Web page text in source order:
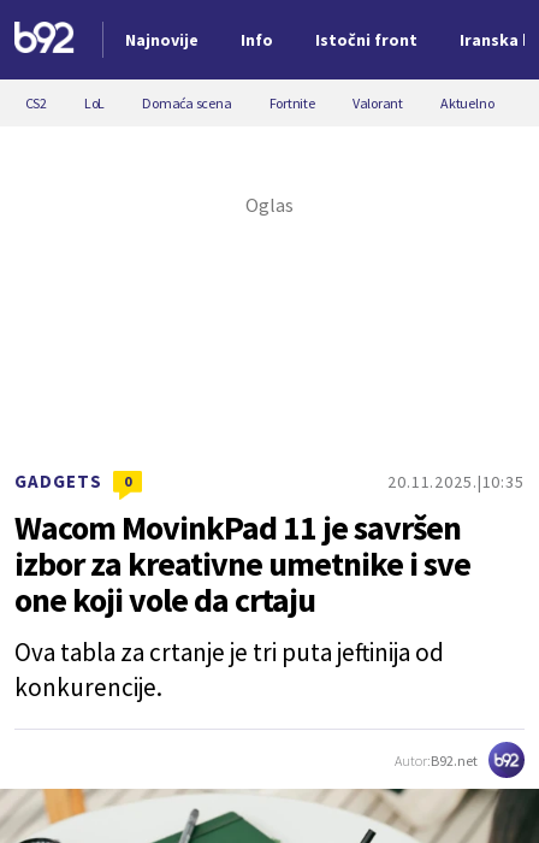
Najnovije Info Istočni front Iranska
Nova vest
CS2 LoL Domaća scena Fortnite Valorant Aktuelno
GADGETS 0 20.11.2025. 10:35
Wacom MovinkPad 11 je savršen
izbor za kreativne umetnike i sve
one koji vole da crtaju
Ova tabla za crtanje je tri puta jeftinija od
konkurencije.
Autor:B92.net